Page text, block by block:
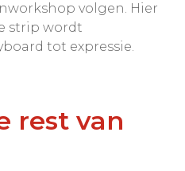
volgen. Hier
strip wordt
tot expressie.
rest van